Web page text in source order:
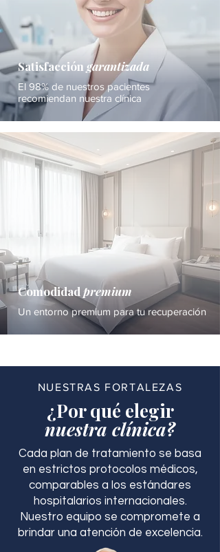
Satisfacción garantizada
El 98% de nuestros pacientes
recomiendan nuestra clínica
Comodidad premium
Un entorno premium para tu recuperación
NUESTRAS FORTALEZAS
¿Por qué elegir
nuestra clínica?
Cada plan de tratamiento se basa
en estrictos protocolos médicos,
comparables a los estándares
hospitalarios internacionales.
Nuestro equipo se compromete a
brindar una atención de excelencia.